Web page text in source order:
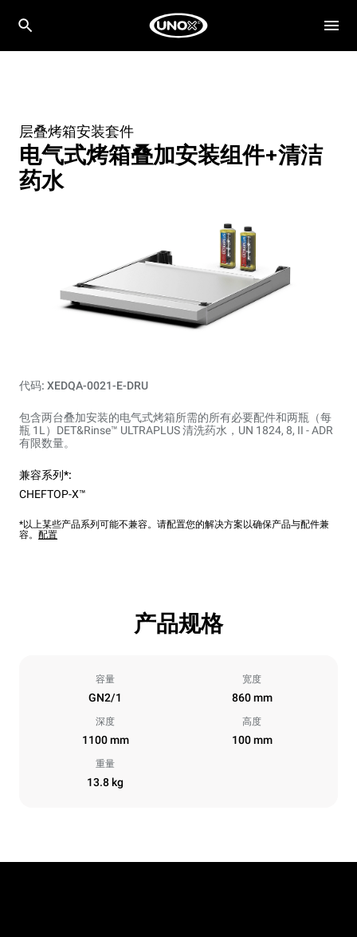
层叠烤箱安装套件
电气式烤箱叠加安装组件+清洁
药水
代码: XEDQA-0021-E-DRU
包含两台叠加安装的电气式烤箱所需的所有必要配件和两瓶（每
瓶 1L）DET&Rinse™ ULTRAPLUS 清洗药水，UN 1824, 8, II - ADR
有限数量。
兼容系列*:
CHEFTOP-X™
*以上某些产品系列可能不兼容。请配置您的解决方案以确保产品与配件兼
容。 配置
产品规格
容量
GN2/1
宽度
860 mm
深度
1100 mm
高度
100 mm
重量
13.8 kg